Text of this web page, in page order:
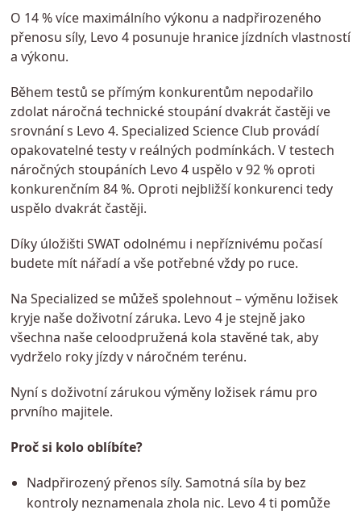
O 14 % více maximálního výkonu a nadpřirozeného
přenosu síly, Levo 4 posunuje hranice jízdních vlastností
a výkonu.
Během testů se přímým konkurentům nepodařilo
zdolat náročná technické stoupání dvakrát častěji ve
srovnání s Levo 4. Specialized Science Club provádí
opakovatelné testy v reálných podmínkách. V testech
náročných stoupáních Levo 4 uspělo v 92 % oproti
konkurenčním 84 %. Oproti nejbližší konkurenci tedy
uspělo dvakrát častěji.
Díky úložišti SWAT odolnému i nepříznivému počasí
budete mít nářadí a vše potřebné vždy po ruce.
Na Specialized se můžeš spolehnout – výměnu ložisek
kryje naše doživotní záruka. Levo 4 je stejně jako
všechna naše celoodpružená kola stavěné tak, aby
vydrželo roky jízdy v náročném terénu.
Nyní s doživotní zárukou výměny ložisek rámu pro
prvního majitele.
Proč si kolo oblíbíte?
Nadpřirozený přenos síly. Samotná síla by bez
kontroly neznamenala zhola nic. Levo 4 ti pomůže